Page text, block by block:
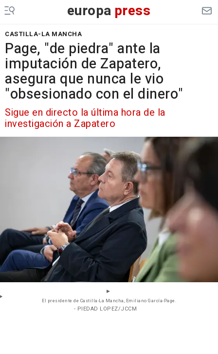
europa press
CASTILLA-LA MANCHA
Page, "de piedra" ante la
imputación de Zapatero,
asegura que nunca le vio
"obsesionado con el dinero"
Sigue en directo la última hora de la
investigación a Zapatero
El presidente de Castilla-La Mancha, Emiliano García-Page.
- PIEDAD LOPEZ/JCCM